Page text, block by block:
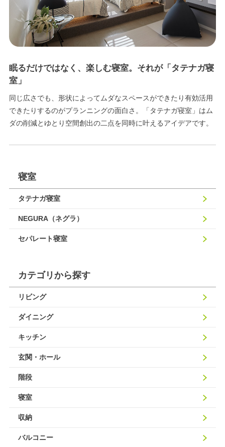
眠るだけではなく、楽しむ寝室。それが「タテナガ寝
室」
同じ広さでも、形状によってムダなスペースができたり有効活用
できたりするのがプランニングの面白さ。「タテナガ寝室」はム
ダの削減とゆとり空間創出の二点を同時に叶えるアイデアです。
寝室
タテナガ寝室
NEGURA（ネグラ）
セパレート寝室
カテゴリから探す
リビング
ダイニング
キッチン
玄関・ホール
階段
寝室
収納
バルコニー